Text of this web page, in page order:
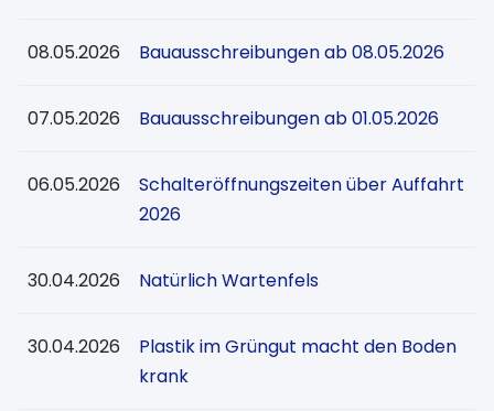
08.05.2026 Bauausschreibungen ab 08.05.2026
07.05.2026 Bauausschreibungen ab 01.05.2026
06.05.2026
Schalteröffnungszeiten über Auffahrt
2026
30.04.2026 Natürlich Wartenfels
30.04.2026
Plastik im Grüngut macht den Boden
krank